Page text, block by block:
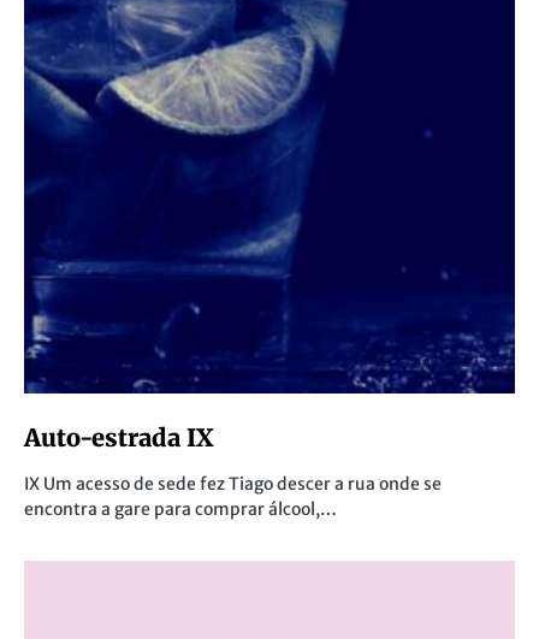
Auto-estrada IX
IX Um acesso de sede fez Tiago descer a rua onde se
encontra a gare para comprar álcool,…